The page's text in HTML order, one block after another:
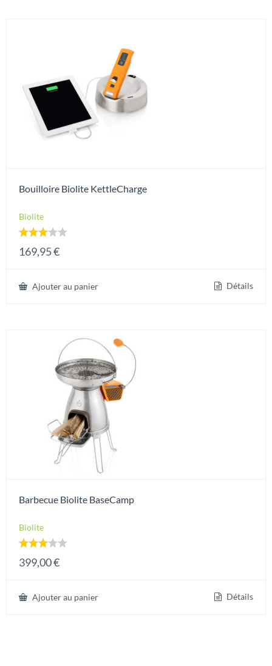
Bouilloire Biolite KettleCharge
Biolite
3.00
169,95€
Ajouter au panier Détails
Barbecue Biolite BaseCamp
Biolite
3.00
399,00€
Ajouter au panier Détails